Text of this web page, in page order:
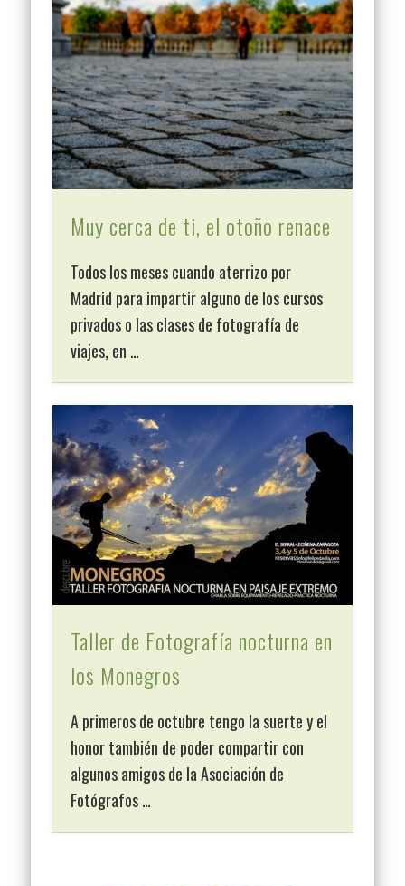
Muy cerca de ti, el otoño renace
Todos los meses cuando aterrizo por
Madrid para impartir alguno de los cursos
privados o las clases de fotografía de
viajes, en …
Taller de Fotografía nocturna en
los Monegros
A primeros de octubre tengo la suerte y el
honor también de poder compartir con
algunos amigos de la Asociación de
Fotógrafos …